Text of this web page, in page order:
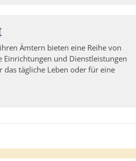
Ämtern bieten eine Reihe von
und Dienstleistungen
das tägliche Leben oder für eine